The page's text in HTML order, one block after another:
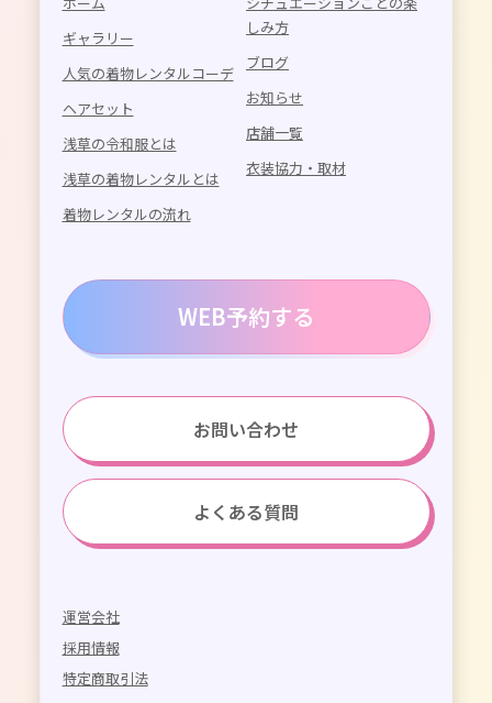
ギャラリー
人気の着物レンタルコーデ
ヘアセット
浅草の令和服とは
浅草の着物レンタルとは
着物レンタルの流れ
しみ方
ブログ
お知らせ
店舗一覧
衣装協力・取材
WEB予約する
お問い合わせ
よくある質問
運営会社
採用情報
特定商取引法